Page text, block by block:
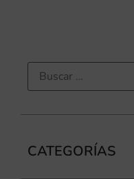
CATEGORÍAS